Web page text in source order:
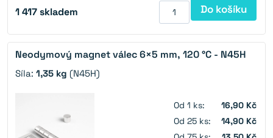
1 417skladem Do košíku
Neodymový magnet válec 6×5 mm, 120 °C - N45H
Síla: 1,35 kg (N45H)
Od 1 ks:
16,90 Kč
Od 25 ks:
14,90 Kč